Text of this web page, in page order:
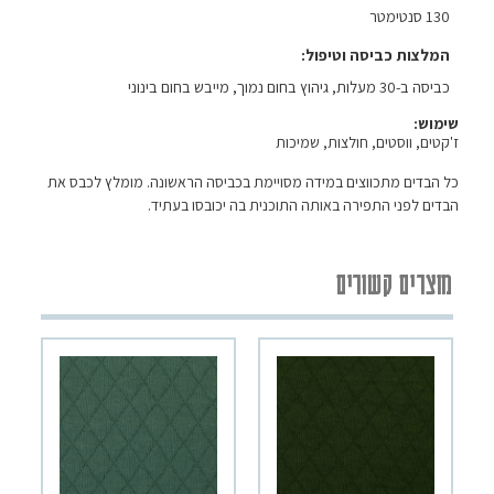
130 סנטימטר
המלצות כביסה וטיפול
כביסה ב-30 מעלות, גיהוץ בחום נמוך, מייבש בחום בינוני
שימוש:
ז'קטים, ווסטים, חולצות, שמיכות
כל הבדים מתכווצים במידה מסויימת בכביסה הראשונה. מומלץ לכבס את
הבדים לפני התפירה באותה התוכנית בה יכובסו בעתיד.
מוצרים קשורים